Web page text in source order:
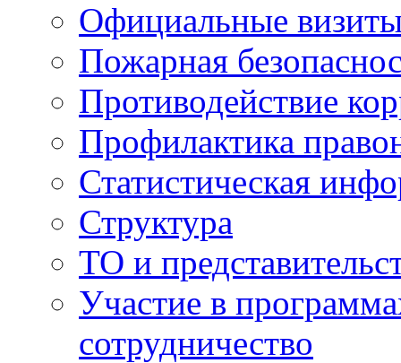
Официальные
Пожарная
Противодействие
Профилактика
Статистическая
Структура
ТО и
Участие в
сотрудничество